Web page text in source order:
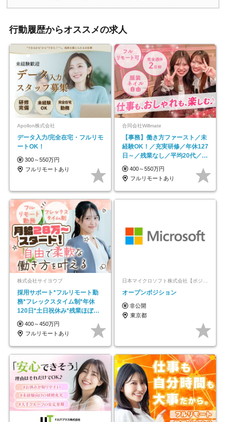
行動履歴からオススメの求人
Apollon株式会社
データ入力/完全在宅・フルリモ
ートOK！
300～550万円
フルリモートあり
合同会社Willmate
【事務】働き方ファースト／未
経験OK！／充実研修／年休127
日～／残業なし／平均20代／リ
モートOK
400～550万円
フルリモートあり
株式会社サイヨウブ
採用サポート*フルリモート勤
務*フレックスタイム制*年休
120日*土日祝休み*残業ほぼな
し*育児中社員8割以上
400～450万円
フルリモートあり
日本マイクロソフト株式会社【ポジションマッチ登録】
オープンポジション
非公開
東京都